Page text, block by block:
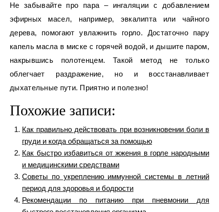
Не забывайте про пара – ингаляции с добавлением
эфирных масел, например, эвкалипта или чайного
дерева, помогают увлажнить горло. Достаточно пару
капель масла в миске с горячей водой, и дышите паром,
накрывшись полотенцем. Такой метод не только
облегчает раздражение, но и восстанавливает
дыхательные пути. Приятно и полезно!
Похожие записи:
Как правильно действовать при возникновении боли в
груди и когда обращаться за помощью
Как быстро избавиться от жжения в горле народными
и медицинскими средствами
Советы по укреплению иммунной системы в летний
период для здоровья и бодрости
Рекомендации по питанию при пневмонии для